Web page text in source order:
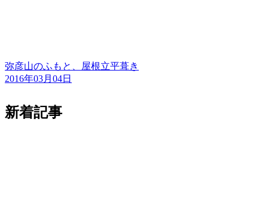
弥彦山のふもと、屋根立平葺き
2016年03月04日
新着記事